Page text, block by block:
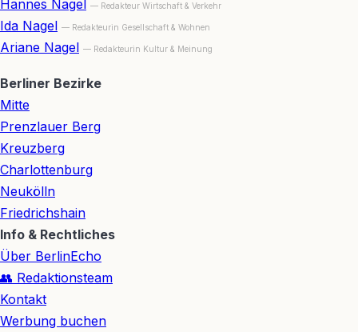
Hannes Nagel — Redakteur Wirtschaft & Verkehr
Ida Nagel — Redakteurin Gesellschaft & Wohnen
Ariane Nagel — Redakteurin Kultur & Meinung
Berliner Bezirke
Mitte
Prenzlauer Berg
Kreuzberg
Charlottenburg
Neukölln
Friedrichshain
Info & Rechtliches
Über BerlinEcho
👥 Redaktionsteam
Kontakt
Werbung buchen